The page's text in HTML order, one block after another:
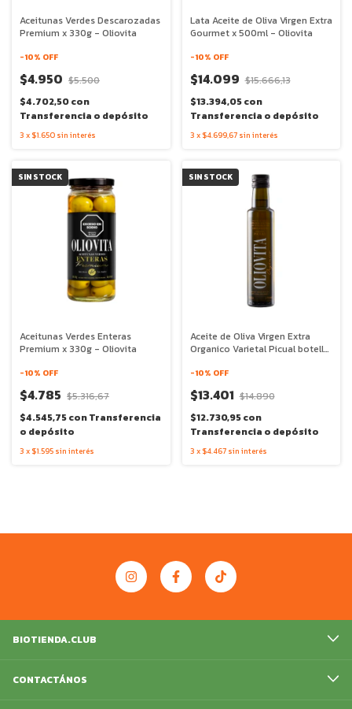
Aceitunas Verdes Descarozadas
Premium x 330g - Oliovita
-10% OFF
$4.950 $5.500
$4.702,50con
Transferencia o depósito
3 x $1.650 sin interés
Lata Aceite de Oliva Virgen Extra
Gourmet x 500ml - Oliovita
-10% OFF
$14.099 $15.666,13
$13.394,05con
Transferencia o depósito
3 x $4.699,67 sin interés
SIN STOCK
Aceitunas Verdes Enteras
Premium x 330g - Oliovita
-10% OFF
$4.785 $5.316,67
$4.545,75conTransferencia
o depósito
3 x $1.595 sin interés
SIN STOCK
Aceite de Oliva Virgen Extra
Organico Varietal Picual botella
-10% OFF
$13.401 $14.890
$12.730,95con
Transferencia o depósito
3 x $4.467 sin interés
BIOTIENDA.CLUB
CONTACTÁNOS